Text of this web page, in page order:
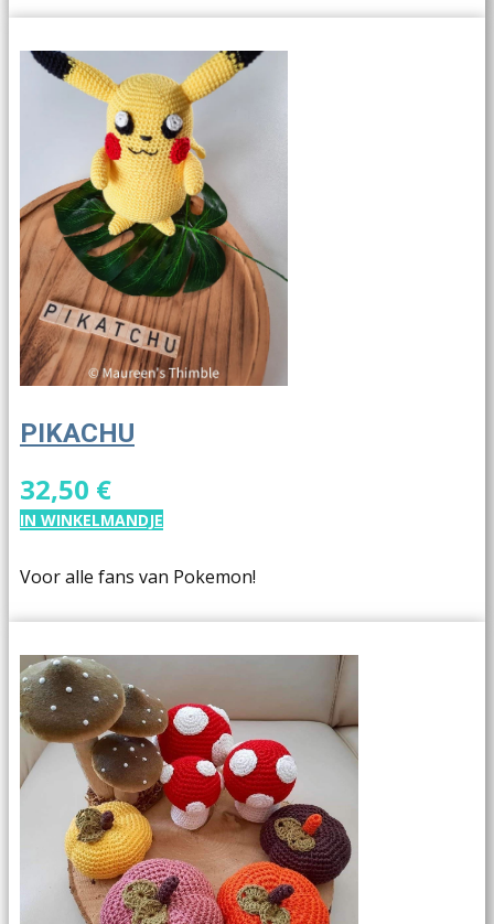
PIKACHU
32,50 €
IN WINKELMANDJE
Voor alle fans van Pokemon!